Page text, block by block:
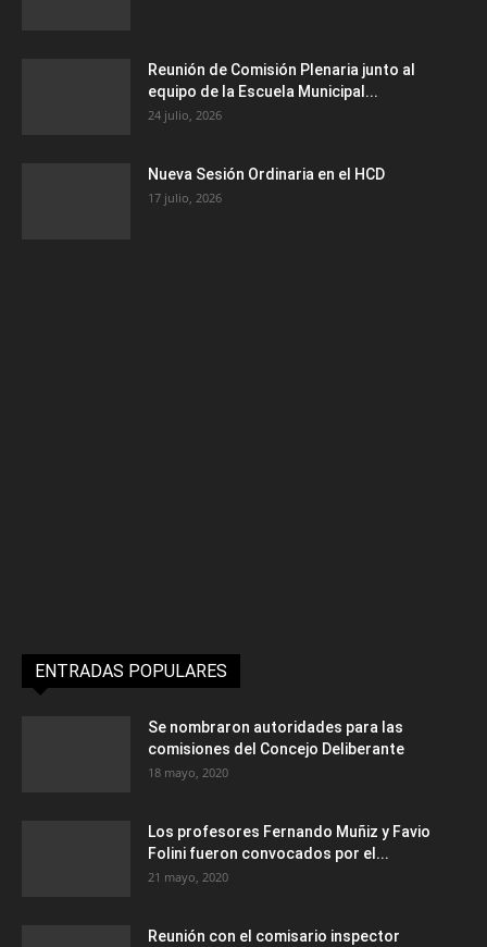
Reunión de Comisión Plenaria junto al
equipo de la Escuela Municipal...
24 julio, 2026
Nueva Sesión Ordinaria en el HCD
17 julio, 2026
ENTRADAS POPULARES
Se nombraron autoridades para las
comisiones del Concejo Deliberante
18 mayo, 2020
Los profesores Fernando Muñiz y Favio
Folini fueron convocados por el...
21 mayo, 2020
Reunión con el comisario inspector